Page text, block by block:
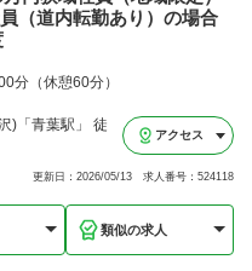
（道内転勤あり）の場合
分（休憩60分）
)「青葉駅」 徒
アクセス
更新日：2026/05/13 求人番号：524118
類似の求人